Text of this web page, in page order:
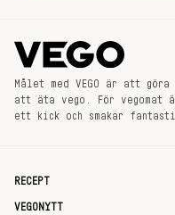
Målet med VEGO är att
att äta vego. För
ett kick och smakar
RECEPT
VEGONYTT